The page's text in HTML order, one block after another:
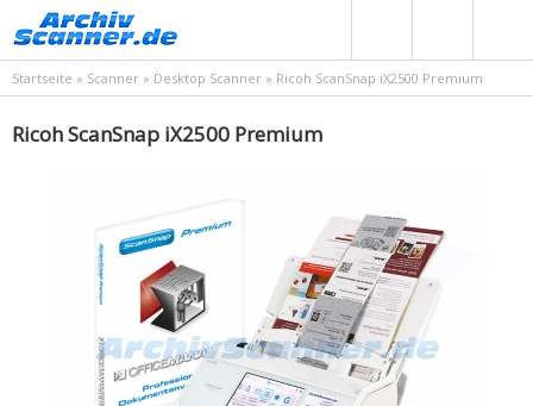
Startseite » Scanner » Desktop Scanner » Ricoh ScanSnap iX2500 Premium
Ricoh ScanSnap iX2500 Premium